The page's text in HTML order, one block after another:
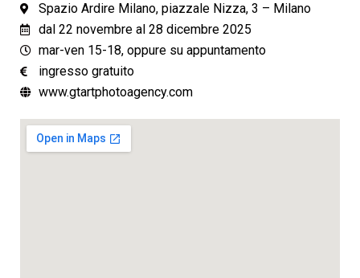
Spazio Ardire Milano, piazzale Nizza, 3 – Milano
dal 22 novembre al 28 dicembre 2025
mar-ven 15-18, oppure su appuntamento
ingresso gratuito
www.gtartphotoagency.com